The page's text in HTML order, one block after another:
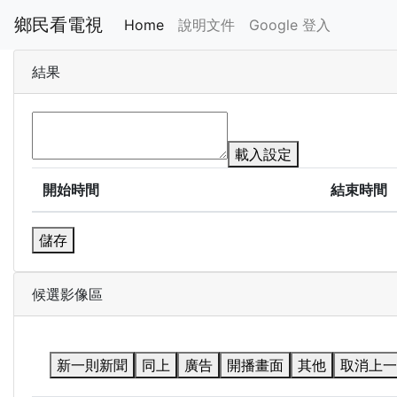
鄉民看電視 Home 說明文件 Google 登入
結果
載入設定
開始時間
結束時間
儲存
候選影像區
新一則新聞 同上 廣告 開播畫面 其他 取消上